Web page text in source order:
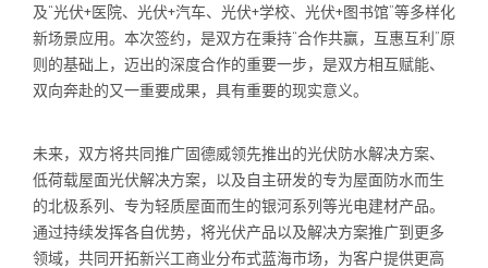
及“光伏+医院、光伏+汽车、光伏+学校、光伏+图书馆”等多样化
新场景应用。本次签约，是双方在秉持“合作共赢，互惠互利”原
则的基础上，迈出的深度合作的重要一步，是双方相互赋能、
双向奔赴的又一重要成果，具有重要的现实意义。
未来，双方将共同推广固德威领先推出的光伏防水解决方案、
低荷载屋面光伏解决方案，以及自主研发的专为屋面防水而生
的北极系列、专为轻质屋面而生的银河系列等光电建材产品。
通过持续发挥各自优势，将光伏产品以及解决方案推广到更多
领域，共同开拓新兴工商业分布式蓝海市场，为客户提供更高